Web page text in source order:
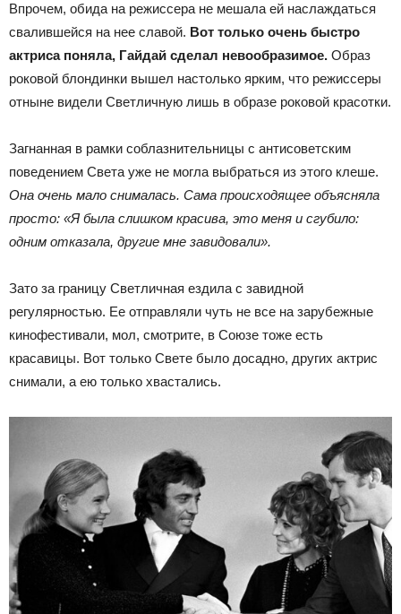
Впрочем, обида на режиссера не мешала ей наслаждаться
свалившейся на нее славой. Вот только очень быстро
актриса поняла, Гайдай сделал невообразимое. Образ
роковой блондинки вышел настолько ярким, что режиссеры
отныне видели Светличную лишь в образе роковой красотки.
Загнанная в рамки соблазнительницы с антисоветским
поведением Света уже не могла выбраться из этого клеше.
Она очень мало снималась. Сама происходящее объясняла
просто: «Я была слишком красива, это меня и сгубило:
одним отказала, другие мне завидовали».
Зато за границу Светличная ездила с завидной
регулярностью. Ее отправляли чуть не все на зарубежные
кинофестивали, мол, смотрите, в Союзе тоже есть
красавицы. Вот только Свете было досадно, других актрис
снимали, а ею только хвастались.